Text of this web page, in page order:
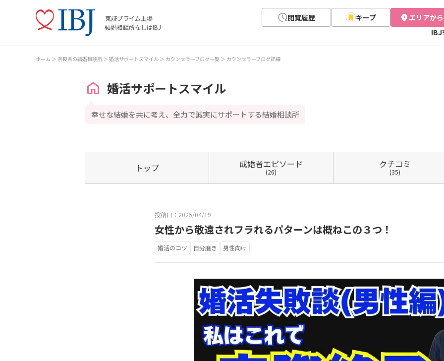
東証プライム上場
結婚相談所探しはIBJ
閲覧履歴 キープ
エリアか
IBJ
ホーム 奈良県の結婚相談所 婚活サポートスマイル カウンセラーブログ一覧 カウンセラーブログ詳細
婚活サポートスマイル
幸せな結婚を共に考え、全力で誠実にサポートする結婚相談所
トップ 成婚者エピソード
(26)
クチコミ
(35)
投稿日：2025/04/19
女性から敬遠されフラれるパターンは概ねこの３つ！
婚活のコツ 自分磨き 男性向け